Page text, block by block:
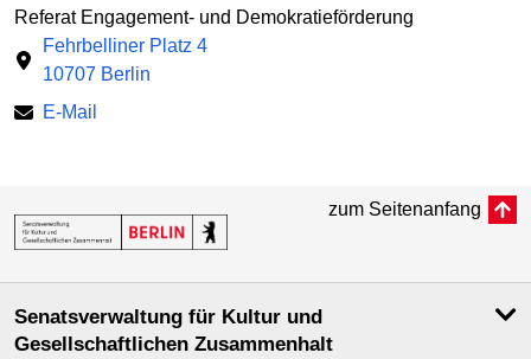
Referat Engagement- und Demokratieförderung
Fehrbelliner Platz 4
10707 Berlin
E-Mail
zum Seitenanfang
Senatsverwaltung für Kultur und
Gesellschaftlichen Zusammenhalt